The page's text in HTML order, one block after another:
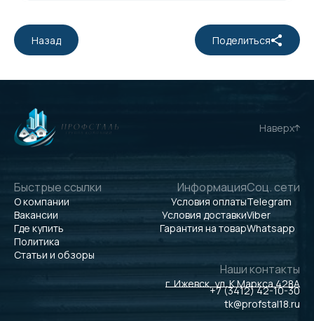
Назад Поделиться
Наверх
Быстрые ссылки
О компании
Вакансии
Где купить
Политика
Статьи и обзоры
Информация
Условия оплаты
Условия доставки
Гарантия на товар
Соц. сети
Telegram
Viber
Whatsapp
Наши контакты
г. Ижевск, ул. К.Маркса 428А
+7 (3412) 42-10-30
tk@profstal18.ru